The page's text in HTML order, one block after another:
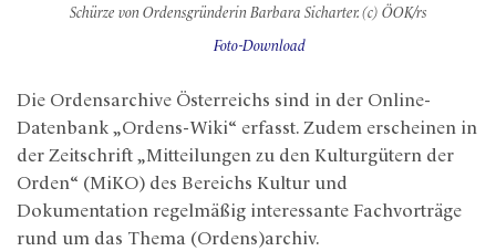
Schürze von Ordensgründerin Barbara Sicharter. (c) ÖOK/rs
Foto-Download
Die Ordensarchive Österreichs sind in der Online-
Datenbank „Ordens-Wiki“ erfasst. Zudem erscheinen in
der Zeitschrift „Mitteilungen zu den Kulturgütern der
Orden“ (MiKO) des Bereichs Kultur und
Dokumentation regelmäßig interessante Fachvorträge
rund um das Thema (Ordens)archiv.